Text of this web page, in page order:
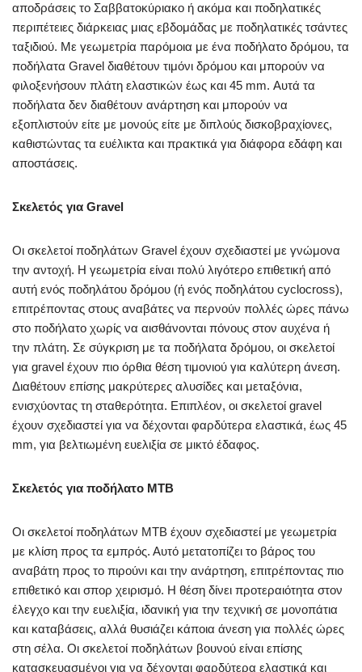
αποδράσεις το Σαββατοκύριακο ή ακόμα και ποδηλατικές
περιπέτειες διάρκειας μιας εβδομάδας με ποδηλατικές τσάντες
ταξιδιού. Με γεωμετρία παρόμοια με ένα ποδήλατο δρόμου, τα
ποδήλατα Gravel διαθέτουν τιμόνι δρόμου και μπορούν να
φιλοξενήσουν πλάτη ελαστικών έως και 45 mm. Αυτά τα
ποδήλατα δεν διαθέτουν ανάρτηση και μπορούν να
εξοπλιστούν είτε με μονούς είτε με διπλούς δισκοβραχίονες,
καθιστώντας τα ευέλικτα και πρακτικά για διάφορα εδάφη και
αποστάσεις.
Σκελετός για Gravel
Οι σκελετοί ποδηλάτων Gravel έχουν σχεδιαστεί με γνώμονα
την αντοχή. Η γεωμετρία είναι πολύ λιγότερο επιθετική από
αυτή ενός ποδηλάτου δρόμου (ή ενός ποδηλάτου cyclocross),
επιτρέποντας στους αναβάτες να περνούν πολλές ώρες πάνω
στο ποδήλατο χωρίς να αισθάνονται πόνους στον αυχένα ή
την πλάτη. Σε σύγκριση με τα ποδήλατα δρόμου, οι σκελετοί
για gravel έχουν πιο όρθια θέση τιμονιού για καλύτερη άνεση.
Διαθέτουν επίσης μακρύτερες αλυσίδες και μεταξόνια,
ενισχύοντας τη σταθερότητα. Επιπλέον, οι σκελετοί gravel
έχουν σχεδιαστεί για να δέχονται φαρδύτερα ελαστικά, έως 45
mm, για βελτιωμένη ευελιξία σε μικτό έδαφος.
Σκελετός για ποδήλατο MTB
Οι σκελετοί ποδηλάτων MTB έχουν σχεδιαστεί με γεωμετρία
με κλίση προς τα εμπρός. Αυτό μετατοπίζει το βάρος του
αναβάτη προς το πιρούνι και την ανάρτηση, επιτρέποντας πιο
επιθετικό και σπορ χειρισμό. Η θέση δίνει προτεραιότητα στον
έλεγχο και την ευελιξία, ιδανική για την τεχνική σε μονοπάτια
και καταβάσεις, αλλά θυσιάζει κάποια άνεση για πολλές ώρες
στη σέλα. Οι σκελετοί ποδηλάτων βουνού είναι επίσης
κατασκευασμένοι για να δέχονται φαρδύτερα ελαστικά και